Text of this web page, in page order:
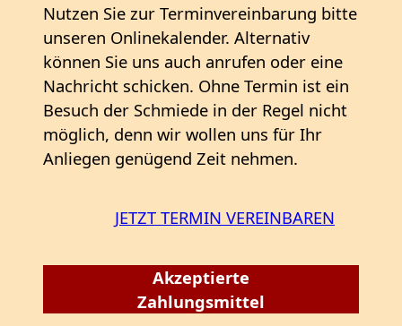
Nutzen Sie zur Terminvereinbarung bitte
unseren Onlinekalender. Alternativ
können Sie uns auch anrufen oder eine
Nachricht schicken. Ohne Termin ist ein
Besuch der Schmiede in der Regel nicht
möglich, denn wir wollen uns für Ihr
Anliegen genügend Zeit nehmen.
JETZT TERMIN VEREINBAREN
Akzeptierte
Zahlungsmittel